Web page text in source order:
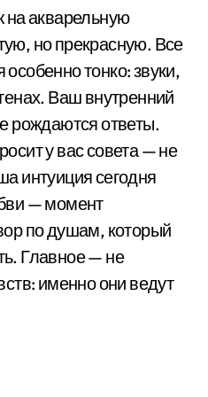
на акварельную
но прекрасную. Все
тонко: звуки,
Ваш внутренний
рождаются ответы.
у вас совета — не
интуиция сегодня
— момент
по душам, который
Главное — не
именно они ведут